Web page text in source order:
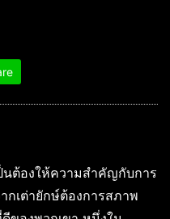
ป็นต้องให้ความสำคัญกับการ
เต่ายักษ์ต้องการสภาพ